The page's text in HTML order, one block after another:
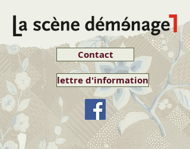
Contact
lettre d'information